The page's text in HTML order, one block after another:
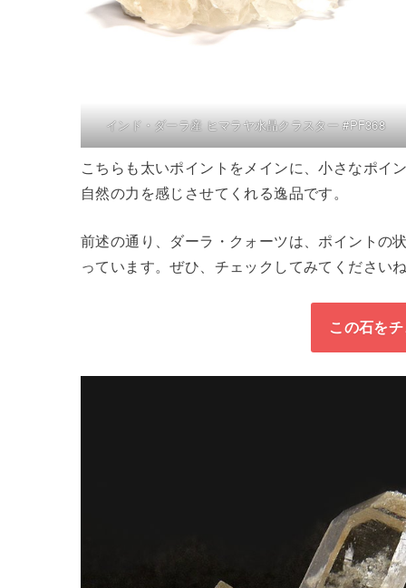
インド・ダーラ産 ヒマラヤ水晶クラスター #PF368
こちらも太いポイントをメインに、小さなポイ
自然の力を感じさせてくれる逸品です。
前述の通り、ダーラ・クォーツは、ポイントの
っています。ぜひ、チェックしてみてくださいね
この石を